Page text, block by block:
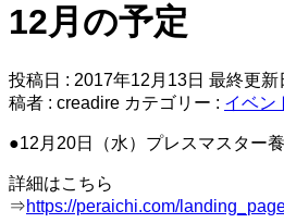
12月の予定
投稿日 : 2017年12月13日 最終更新
稿者 : creadire カテゴリー : イベン
●12月20日（水）プレスマスター
詳細はこちら
⇒https://peraichi.com/